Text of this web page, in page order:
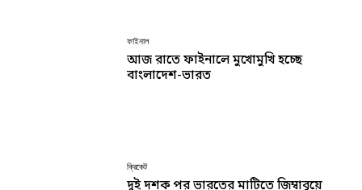
ফাইনাল
আজ রাতে ফাইনালে মুখোমুখি হচ্ছে
বাংলাদেশ-ভারত
ক্রিকেট
দুই দশক পর ভারতের মাটিতে জিম্বাবুয়ে